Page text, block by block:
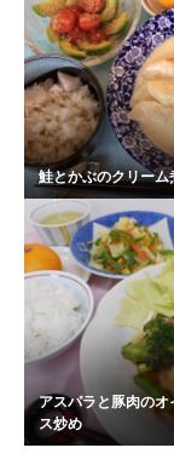
鮭とかぶのクリーム
アスパラと豚肉のオ
ス炒め